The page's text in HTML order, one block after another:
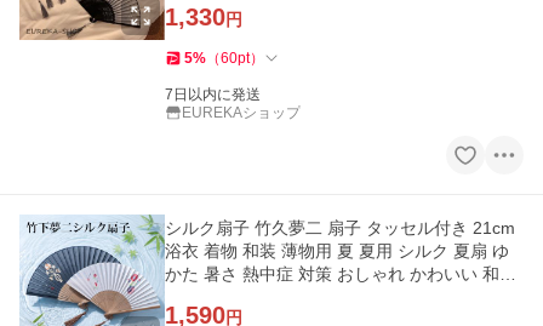
1,330円
5% （60pt）
7日以内に発送
EUREKAショップ
シルク扇子 竹久夢二 扇子 タッセル付き 21cm
浴衣 着物 和装 薄物用 夏 夏用 シルク 夏扇 ゆ
かた 暑さ 熱中症 対策 おしゃれ かわいい 和小
1,590円